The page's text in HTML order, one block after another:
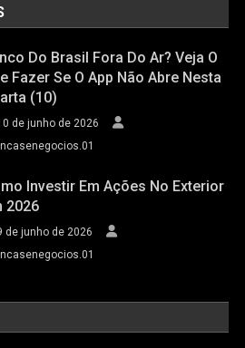
Do Brasil Fora Do Ar? Veja O
Fazer Se O App Não Abre Nesta
(10)
de junho de 2026
Investir Em Ações No Exterior
2026
de junho de 2026